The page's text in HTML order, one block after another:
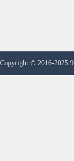
Copyright © 2016-2025